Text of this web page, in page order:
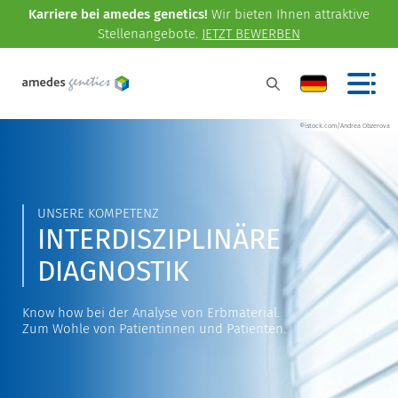
Karriere bei amedes genetics! Wir bieten Ihnen attraktive
Stellenangebote. JETZT BEWERBEN
©istock.com/Andrea Obzerova
UNSERE KOMPETENZ
INTERDISZIPLINÄRE
DIAGNOSTIK
Know how bei der Analyse von Erbmaterial.
Zum Wohle von Patientinnen und Patienten.